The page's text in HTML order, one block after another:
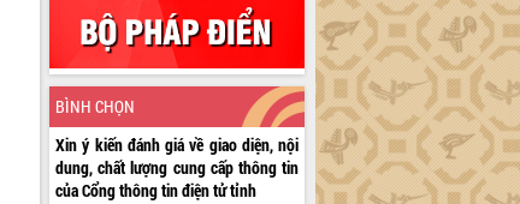
BÌNH CHỌN
Xin ý kiến đánh giá về giao diện, nội
dung, chất lượng cung cấp thông tin
của Cổng thông tin điện tử tỉnh